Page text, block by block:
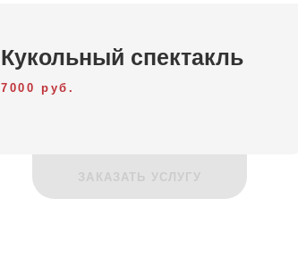
Кукольный спектакль
7000 руб.
ЗАКАЗАТЬ УСЛУГУ